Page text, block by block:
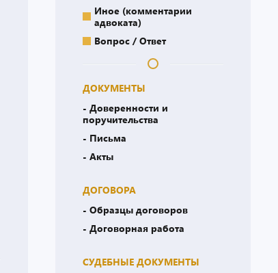
Иное (комментарии
адвоката)
Вопрос / Ответ
ДОКУМЕНТЫ
- Доверенности и
поручительства
- Письма
- Акты
ДОГОВОРА
- Образцы договоров
- Договорная работа
СУДЕБНЫЕ ДОКУМЕНТЫ